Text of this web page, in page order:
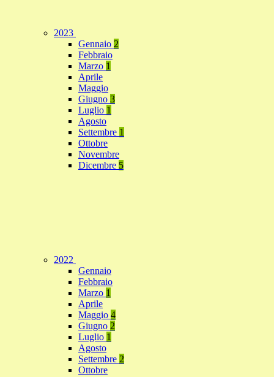
2023
Gennaio 2
Febbraio
Marzo 1
Aprile
Maggio
Giugno 3
Luglio 1
Agosto
Settembre 1
Ottobre
Novembre
Dicembre 5
2022
Gennaio
Febbraio
Marzo 1
Aprile
Maggio 4
Giugno 2
Luglio 1
Agosto
Settembre 2
Ottobre